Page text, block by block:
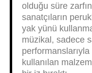
olduğu süre
sanatçıların
yak yünü
müzikal, sadece
kullanılan